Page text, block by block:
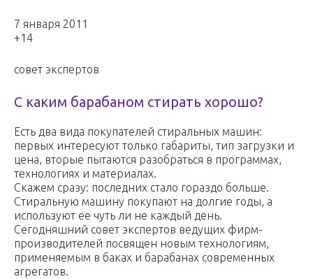
7 января 2011
+14
совет экспертов
С каким барабаном стирать хорошо?
Есть два вида покупателей стиральных машин:
первых интересуют только габариты, тип загрузки и
цена, вторые пытаются разобраться в программах,
технологиях и материалах.
Скажем сразу: последних стало гораздо больше.
Стиральную машину покупают на долгие годы, а
используют ее чуть ли не каждый день.
Сегодняшний совет экспертов ведущих фирм-
производителей посвящен новым технологиям,
применяемым в баках и барабанах современных
агрегатов.